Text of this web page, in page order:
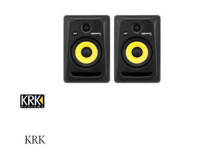
KRK